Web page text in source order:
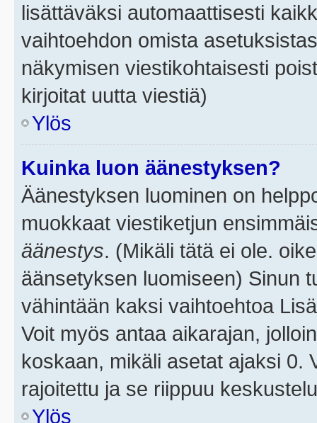
lisättäväksi automaattisesti
vaihtoehdon omista
näkymisen viestikohtaisesti
kirjoitat uutta viestiä)
Ylös
Kuinka luon äänestyksen?
Äänestyksen luominen on
muokkaat viestiketjun
äänestys. (Mikäli tätä ei ole.
äänsetyksen luomiseen) Sinun
vähintään kaksi vaihtoehtoa
Voit myös antaa aikarajan,
koskaan, mikäli asetat ajaksi 0.
rajoitettu ja se riippuu
Ylös